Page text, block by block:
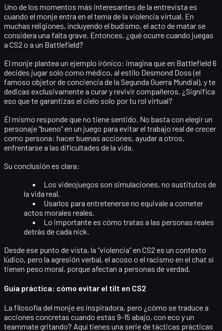
Uno de los momentos más interesantes de la entrevista es
cuando el monje entra en el tema de la violencia virtual. En
muchas religiones, incluyendo el budismo, el acto de matar se
considera una falta grave. Entonces, ¿qué ocurre cuando juegas
a CS2 o a un Battlefield?
El monje plantea un ejemplo irónico: imagina que en Battlefield 6
decides jugar solo como médico, al estilo Desmond Doss (el
famoso objetor de conciencia de la Segunda Guerra Mundial), y te
dedicas exclusivamente a curar y revivir compañeros. ¿Significa
eso que tegarantizas el cielo solo por tu rol virtual?
Él mismo responde que no tiene sentido. No basta con elegir un
personaje “bueno” en un juego para evitar el trabajo real de crecer
como persona: hacer buenas acciones, ayudar a otros,
enfrentarse a las dificultades de la vida.
Su conclusión es clara:
Los videojuegos son simulaciones, no sustitutos de
la vida real.
Usarlos para entretenerse no equivale a cometer
actos morales reales.
Lo importante es cómo tratas a las personas reales
detrás de cada nick.
Desde ese punto de vista, la “violencia” en CS2 es un contexto
lúdico, pero la agresión verbal, el acoso o el racismo en el chat sí
tienen peso moral, porque afectan a personas de verdad.
Guía práctica: cómo evitar el tilt en CS2
La filosofía del monje es inspiradora, pero ¿cómo se traduce a
acciones concretas cuando estás 9-15 abajo, con eco y un
teammate gritando? Aquí tienes una serie detácticas prácticas